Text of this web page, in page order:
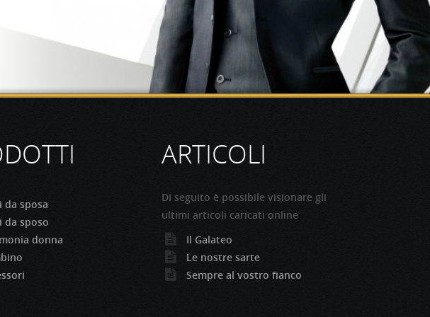
da sposa
da sposo
donna
ARTICOLI
Di seguito è possibile visionare gli
ultimi articoli caricati online
Il Galateo
Le nostre sarte
Sempre al vostro fianco